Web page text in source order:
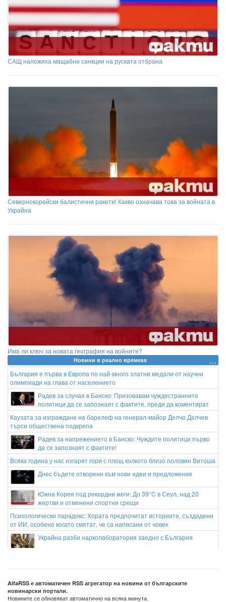
САЩ наложиха мащабни санкции на руската отбрана
Севернокорейски балистични ракети! Какво означава това за войната в
Украйна
Има ли ключ за новата география на войните?
Новини в реално времеss
България е първа в Европа по най-много златни медали от научни
олимпиади на глава от населението
Радев за случая в Банско: Призовавам чуждестранните
политици да се запознаят с фактите, преди да коментират
Каузата за изграждане на барелеф на генерал-майор Делчо Делчев
търси обществена подкрепа
Радев за напрежението в Банско: Чуждите политици първо
да се запознаят с фактите!
Всяка година у нас изгарят гори с площ колкото близо половин Витоша
Днес бъдете отворени към нови идеи и предложения
Южна Корея под рекордни жеги: До 39°C в Сеул, над 20
жертви и отменени спортни срещи
Психологически парадокс: Хората предпочитат историите, създадени
от ИИ, особено когато смятат, че са написани от човек
Украйна разби нарколаборатория заедно с България
AlfaRSS е автоматичен RSS агрегатор на новини от българските
новинарски портали.
Новините се обновяват автоматично на всяка минута.